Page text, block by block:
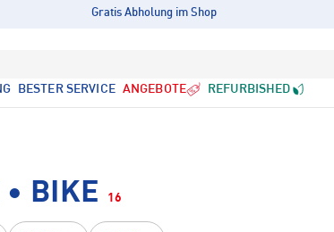
Gratis Abholung im Shop
BESTER SERVICE ANGEBOTE REFURBISHED
• BIKE 16